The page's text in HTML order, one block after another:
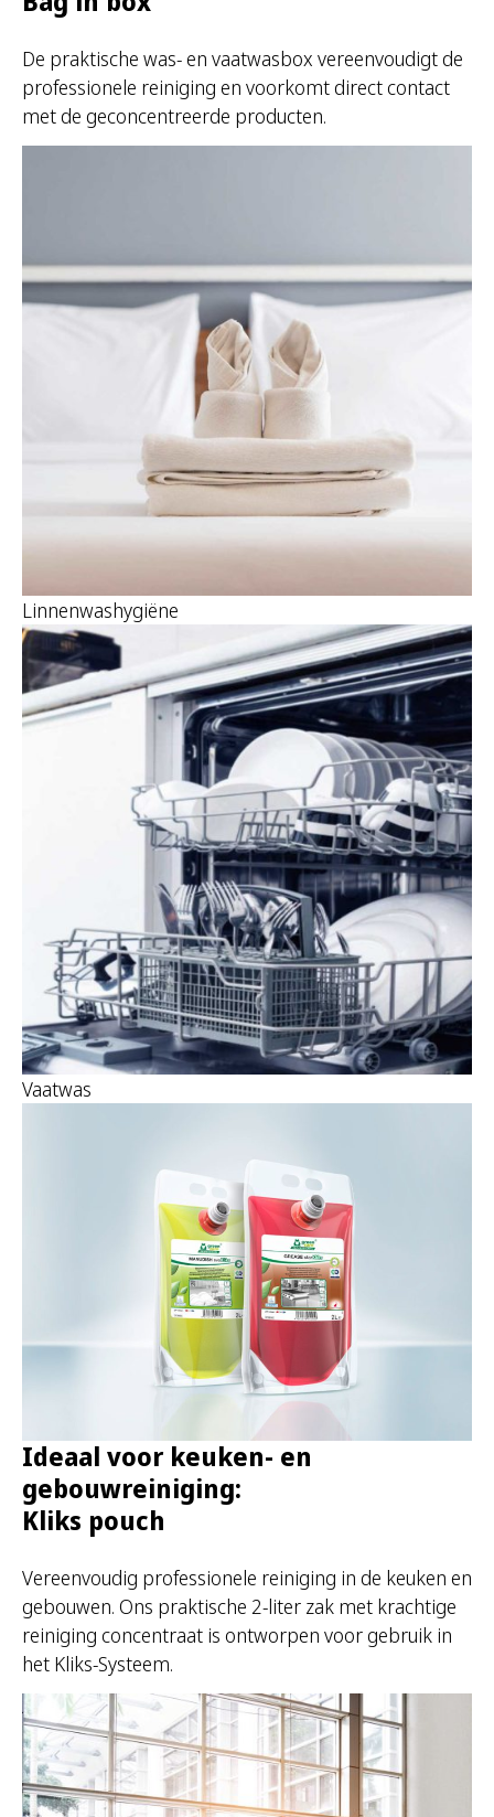
De praktische was- en vaatwasbox vereenvoudigt de
professionele reiniging en voorkomt direct contact
met de geconcentreerde producten.
Linnenwashygiëne
Vaatwas
Ideaal voor keuken- en
gebouwreiniging:
Kliks pouch
Vereenvoudig professionele reiniging in de keuken en
gebouwen. Ons praktische 2-liter zak met krachtige
reiniging concentraat is ontworpen voor gebruik in
het Kliks-Systeem.